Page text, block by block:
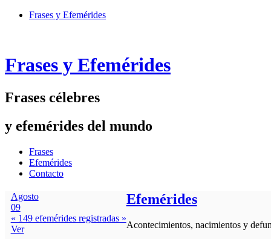
Frases y Efemérides
Frases y Efemérides
Frases célebres
y efemérides del mundo
Frases
Efemérides
Contacto
Agosto
09
« 149 efemérides registradas »
Ver
Efemérides
Acontecimientos, nacimientos y